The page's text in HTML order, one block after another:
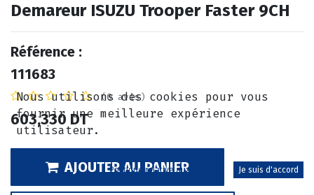
Demareur ISUZU Trooper Faster 9CH
Référence :
111683
(0 avis)
603,330 DT
AJOUTER AU PANIER
Nous utilisons des cookies pour vous
fournir une meilleure expérience
utilisateur.
Politique relative aux cookies Je suis d'accord